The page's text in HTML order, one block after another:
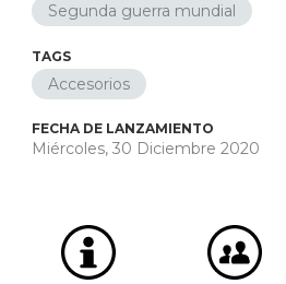
Segunda guerra mundial
TAGS
Accesorios
FECHA DE LANZAMIENTO
Miércoles, 30 Diciembre 2020